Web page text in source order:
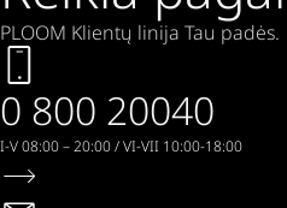
PLOOM Klientų linija Tau padės.
0 800 20040
I-V 08:00 – 20:00 / VI-VII 10:00-18:00